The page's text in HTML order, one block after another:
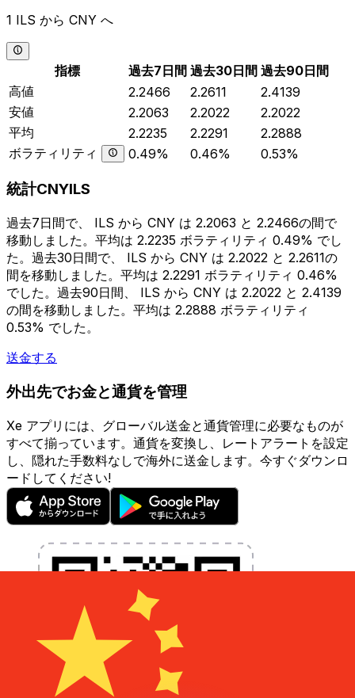
1 ILS から CNY へ
指標 過去7日間 過去30日間 過去90日間
高値
2.2466 2.2611
2.4139
安値
2.2063 2.2022
2.2022
平均
2.2235 2.2291
2.2888
ボラティリティ
0.49% 0.46% 0.53%
統計CNYILS
過去7日間で、 ILS から CNY は 2.2063 と 2.2466の間で
移動しました。平均は 2.2235 ボラティリティ 0.49% でし
た。過去30日間で、 ILS から CNY は 2.2022 と 2.2611の
間を移動しました。平均は 2.2291 ボラティリティ 0.46%
でした。過去90日間、 ILS から CNY は 2.2022 と 2.4139
の間を移動しました。平均は 2.2888 ボラティリティ
0.53% でした。
送金する
外出先でお金と通貨を管理
Xe アプリには、グローバル送金と通貨管理に必要なものが
すべて揃っています。通貨を変換し、レートアラートを設定
し、隠れた手数料なしで海外に送金します。今すぐダウンロ
ードしてください!